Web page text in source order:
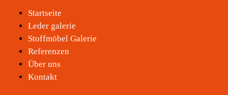
Startseite
Leder galerie
Stoffmöbel Galerie
Referenzen
Über uns
Kontakt